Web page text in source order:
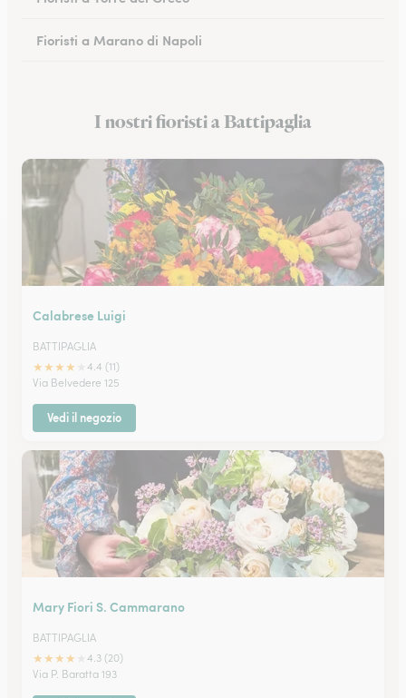
Fioristi a Marano di Napoli
Fioristi a Castellammare di Stabia
I nostri fioristi a Battipaglia
Calabrese Luigi
BATTIPAGLIA
★★★★
4.4 (11)
Via Belvedere 125
Vedi il negozio
Mary Fiori S. Cammarano
BATTIPAGLIA
★★★★
4.3 (20)
Via P. Baratta 193